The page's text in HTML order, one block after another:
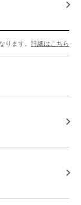
ります。 詳細はこちら